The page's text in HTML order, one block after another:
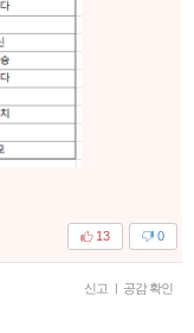
0
13
신고 | 공감 확인